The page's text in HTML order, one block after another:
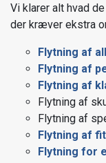
Vi klarer alt hvad
der kræver ekstra
Flytning af
Flytning af
Flytning af
Flytning af
Flytning af
Flytning af
Flytning for